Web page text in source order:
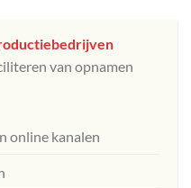
van opnamen
online kanalen